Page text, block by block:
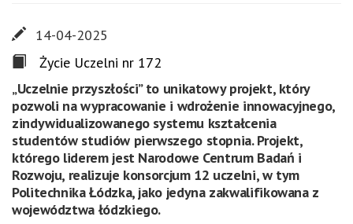
14-04-2025
Życie Uczelni nr 172
„Uczelnie przyszłości” to unikatowy projekt, który
pozwoli na wypracowanie i wdrożenie innowacyjnego,
zindywidualizowanego systemu kształcenia
studentów studiów pierwszego stopnia. Projekt,
którego liderem jest Narodowe Centrum Badań i
Rozwoju, realizuje konsorcjum 12 uczelni, w tym
Politechnika Łódzka, jako jedyna zakwalifikowana z
województwa łódzkiego.